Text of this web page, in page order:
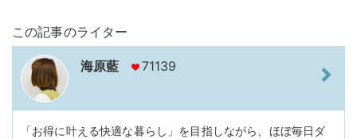
この記事のライター
海原藍 71139
「お得に叶える快適な暮らし」を目指しながら、ほぼ毎日ダ